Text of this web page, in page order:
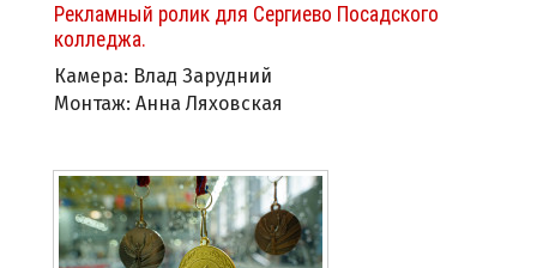
Рекламный ролик для Сергиево Посадского
колледжа.
Камера: Влад Зарудний
Монтаж: Анна Ляховская